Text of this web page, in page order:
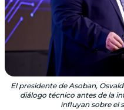
El presidente de Asoban,
diálogo técnico antes de la
influyan sobre el